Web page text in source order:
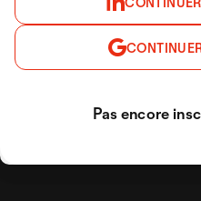
Pas encore